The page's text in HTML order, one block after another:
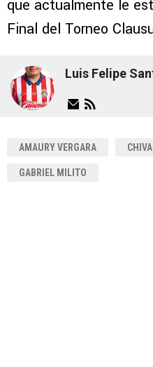
que actualmente le
Final del Torneo
Luis Felipe
AMAURY VERGARA
GABRIEL MILITO